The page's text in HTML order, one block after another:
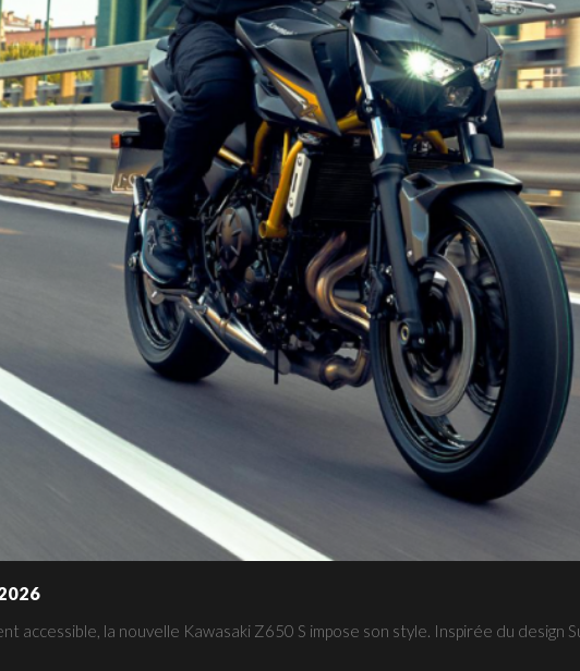
50 cm³ au cœur de l’apprentissage et des sensations : un moteur vif,…